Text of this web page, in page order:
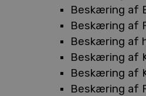
Beskæring af
Beskæring af
Beskæring af
Beskæring af
Beskæring af
Beskæring af